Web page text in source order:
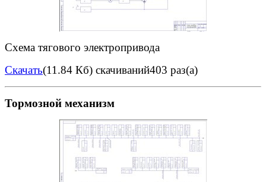
Схема тягового электропривода
Скачать(11.84 Кб) скачиваний403 раз(а)
Тормозной механизм